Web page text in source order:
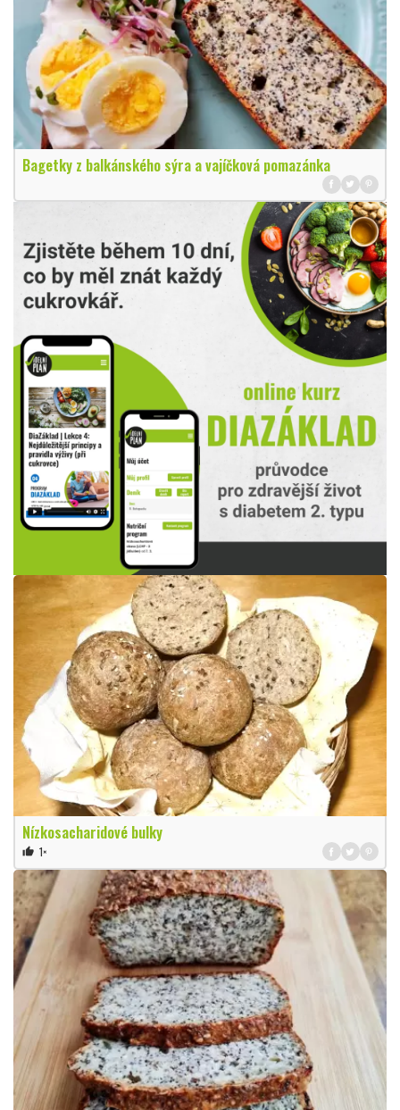
Bagetky z balkánského sýra a vajíčková pomazánka
Nízkosacharidové bulky
thumb_up 1×